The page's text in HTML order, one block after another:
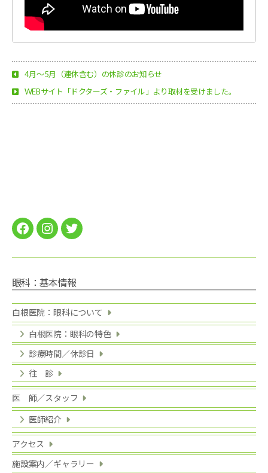
4月〜5月（連休含む）の休診のお知らせ
WEBサイト「ドクターズ・ファイル」より取材を受けました。
Facebookinstagramtwitter
眼科：基本情報
白根医院：眼科について
白根医院：眼科の特色
診療時間／休診日
往 診
医 師／スタッフ
医師紹介
アクセス
施設案内／ギャラリー